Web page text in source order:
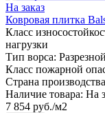
На заказ
Ковровая плитка
Класс
нагрузки
Тип ворса: Разрезной
Класс пожарной
Страна
Наличие товара: На
7 854 руб./м2